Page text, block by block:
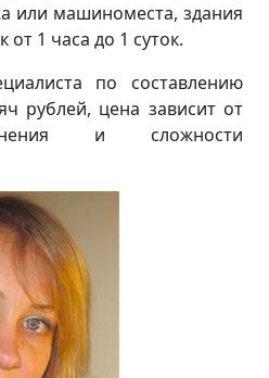
или машиноместа, здания
1 часа до 1 суток.
по составлению
рублей, цена зависит от
и сложности